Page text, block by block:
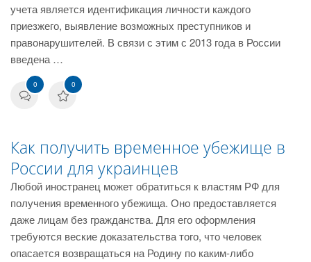
учета является идентификация личности каждого
приезжего, выявление возможных преступников и
правонарушителей. В связи с этим с 2013 года в России
введена …
0 0
Как получить временное убежище в
России для украинцев
Любой иностранец может обратиться к властям РФ для
получения временного убежища. Оно предоставляется
даже лицам без гражданства. Для его оформления
требуются веские доказательства того, что человек
опасается возвращаться на Родину по каким-либо